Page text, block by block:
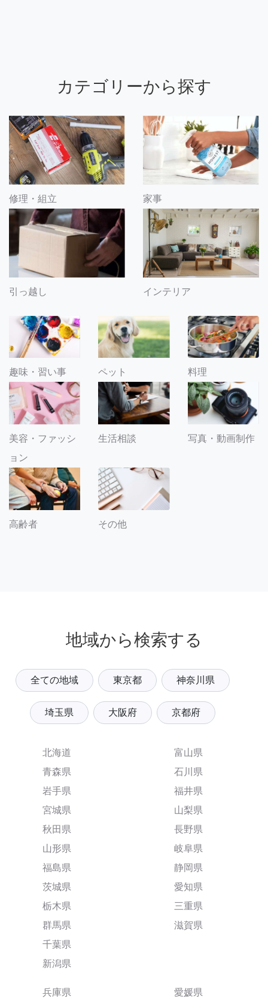
カテゴリーから探す
修理・組立 家事
引っ越し インテリア
趣味・習い事 ペット 料理
美容・ファッシ
ョン
生活相談 写真・動画制作
高齢者 その他
地域から検索する
全ての地域 東京都 神奈川県
埼玉県 大阪府 京都府
北海道
青森県
岩手県
宮城県
秋田県
山形県
福島県
茨城県
栃木県
群馬県
千葉県
新潟県
富山県
石川県
福井県
山梨県
長野県
岐阜県
静岡県
愛知県
三重県
滋賀県
兵庫県
愛媛県